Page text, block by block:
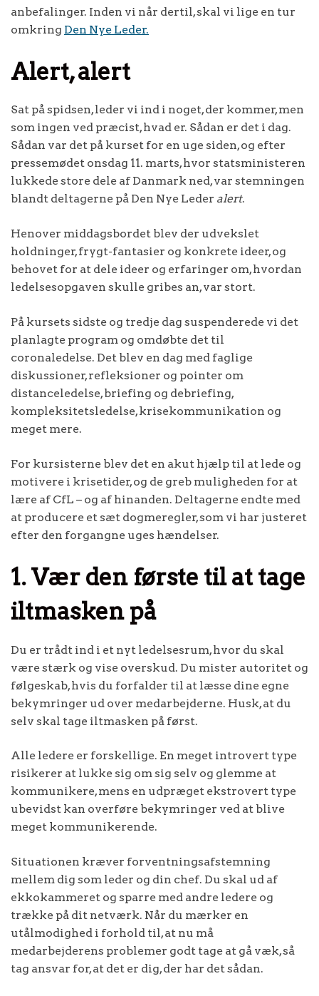
anbefalinger. Inden vi når dertil, skal vi lige en tur
omkring Den Nye Leder.
Alert, alert
Sat på spidsen, leder vi ind i noget, der kommer, men
som ingen ved præcist, hvad er. Sådan er det i dag.
Sådan var det på kurset for en uge siden, og efter
pressemødet onsdag 11. marts, hvor statsministeren
lukkede store dele af Danmark ned, var stemningen
blandt deltagerne på Den Nye Leder alert.
Henover middagsbordet blev der udvekslet
holdninger, frygt-fantasier og konkrete ideer, og
behovet for at dele ideer og erfaringer om, hvordan
ledelsesopgaven skulle gribes an, var stort.
På kursets sidste og tredje dag suspenderede vi det
planlagte program og omdøbte det til
coronaledelse. Det blev en dag med faglige
diskussioner, refleksioner og pointer om
distanceledelse, briefing og debriefing,
kompleksitetsledelse, krisekommunikation og
meget mere.
For kursisterne blev det en akut hjælp til at lede og
motivere i krisetider, og de greb muligheden for at
lære af CfL – og af hinanden. Deltagerne endte med
at producere et sæt dogmeregler, som vi har justeret
efter den forgangne uges hændelser.
1. Vær den første til at tage
iltmasken på
Du er trådt ind i et nyt ledelsesrum, hvor du skal
være stærk og vise overskud. Du mister autoritet og
følgeskab, hvis du forfalder til at læsse dine egne
bekymringer ud over medarbejderne. Husk, at du
selv skal tage iltmasken på først.
Alle ledere er forskellige. En meget introvert type
risikerer at lukke sig om sig selv og glemme at
kommunikere, mens en udpræget ekstrovert type
ubevidst kan overføre bekymringer ved at blive
meget kommunikerende.
Situationen kræver forventningsafstemning
mellem dig som leder og din chef. Du skal ud af
ekkokammeret og sparre med andre ledere og
trække på dit netværk. Når du mærker en
utålmodighed i forhold til, at nu må
medarbejderens problemer godt tage at gå væk, så
tag ansvar for, at det er dig, der har det sådan.